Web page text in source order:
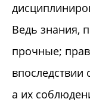
Ведь знания,
прочные;
впоследствии
а их